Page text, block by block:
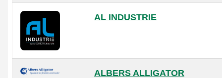
AL INDUSTRIE
ALBERS ALLIGATOR